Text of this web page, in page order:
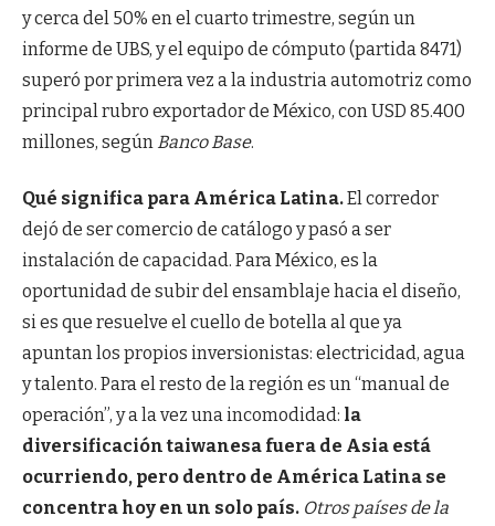
y cerca del 50% en el cuarto trimestre, según un
informe de UBS, y el equipo de cómputo (partida 8471)
superó por primera vez a la industria automotriz como
principal rubro exportador de México, con USD 85.400
millones, según Banco Base.
Qué significa para América Latina.El corredor
dejó de ser comercio de catálogo y pasó a ser
instalación de capacidad. Para México, es la
oportunidad de subir del ensamblaje hacia el diseño,
si es que resuelve el cuello de botella al que ya
apuntan los propios inversionistas: electricidad, agua
y talento. Para el resto de la región es un “manual de
operación”, y a la vez una incomodidad: la
diversificación taiwanesa fuera de Asia está
ocurriendo, pero dentro de América Latina se
concentra hoy en un solo país. Otros países de la